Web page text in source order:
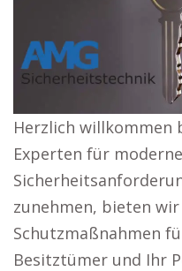
Herzlich willkommen
Experten für
zunehmen, bieten
Schutzmaßnahmen
Besitztümer und Ihr